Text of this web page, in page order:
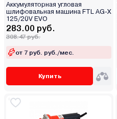
Аккумуляторная угловая
шлифовальная машина FTL AG-X
125/20V EVO
283.00 руб.
308.47 руб.
от 7 руб. руб./мес.
Купить